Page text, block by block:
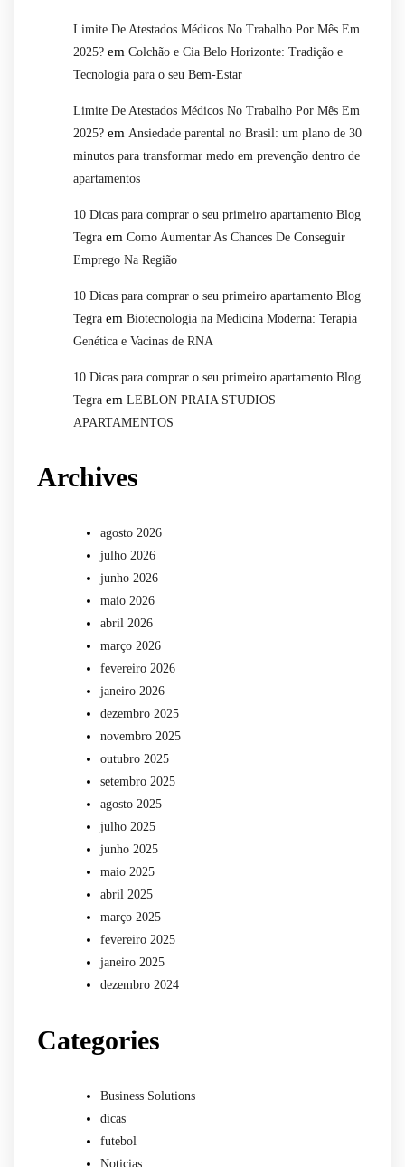
Limite De Atestados Médicos No Trabalho Por Mês Em
2025? em Colchão e Cia Belo Horizonte: Tradição e
Tecnologia para o seu Bem-Estar
Limite De Atestados Médicos No Trabalho Por Mês Em
2025? em Ansiedade parental no Brasil: um plano de 30
minutos para transformar medo em prevenção dentro de
apartamentos
10 Dicas para comprar o seu primeiro apartamento Blog
Tegra em Como Aumentar As Chances De Conseguir
Emprego Na Região
10 Dicas para comprar o seu primeiro apartamento Blog
Tegra em Biotecnologia na Medicina Moderna: Terapia
Genética e Vacinas de RNA
10 Dicas para comprar o seu primeiro apartamento Blog
Tegra em LEBLON PRAIA STUDIOS
APARTAMENTOS
Archives
agosto 2026
julho 2026
junho 2026
maio 2026
abril 2026
março 2026
fevereiro 2026
janeiro 2026
dezembro 2025
novembro 2025
outubro 2025
setembro 2025
agosto 2025
julho 2025
junho 2025
maio 2025
abril 2025
março 2025
fevereiro 2025
janeiro 2025
dezembro 2024
Categories
Business Solutions
dicas
futebol
Noticias